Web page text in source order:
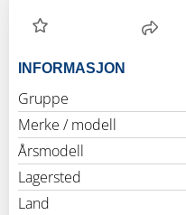
INFORMASJON
Gruppe
Merke / modell
Årsmodell
Lagersted
Land